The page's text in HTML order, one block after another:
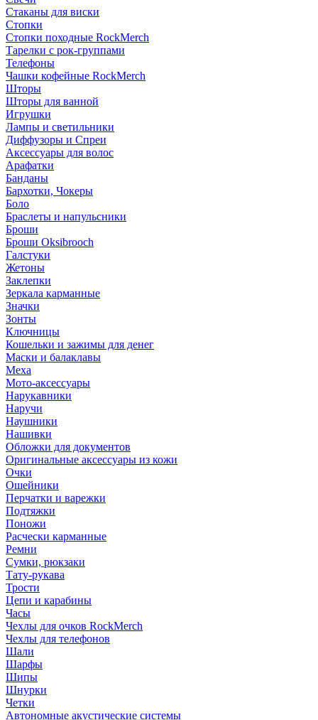
Стаканы для виски
Стопки
Стопки походные RockMerch
Тарелки с рок-группами
Телефоны
Чашки кофейные RockMerch
Шторы
Шторы для ванной
Игрушки
Лампы и светильники
Диффузоры и Спреи
Аксессуары для волос
Арафатки
Банданы
Бархотки, Чокеры
Боло
Браслеты и напульсники
Броши
Броши Oksibrooch
Галстуки
Жетоны
Заклепки
Зеркала карманные
Значки
Зонты
Ключницы
Кошельки и зажимы для денег
Маски и балаклавы
Меха
Мото-аксессуары
Нарукавники
Наручи
Наушники
Нашивки
Обложки для документов
Оригинальные аксессуары из кожи
Очки
Ошейники
Перчатки и варежки
Подтяжки
Поножи
Расчески карманные
Ремни
Сумки, рюкзаки
Тату-рукава
Трости
Цепи и карабины
Часы
Чехлы для очков RockMerch
Чехлы для телефонов
Шали
Шарфы
Шипы
Шнурки
Четки
Автономные акустические системы